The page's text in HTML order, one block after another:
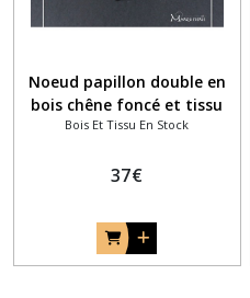
Noeud papillon double en
bois chêne foncé et tissu
bleu marine uni
Bois Et Tissu En Stock
37€